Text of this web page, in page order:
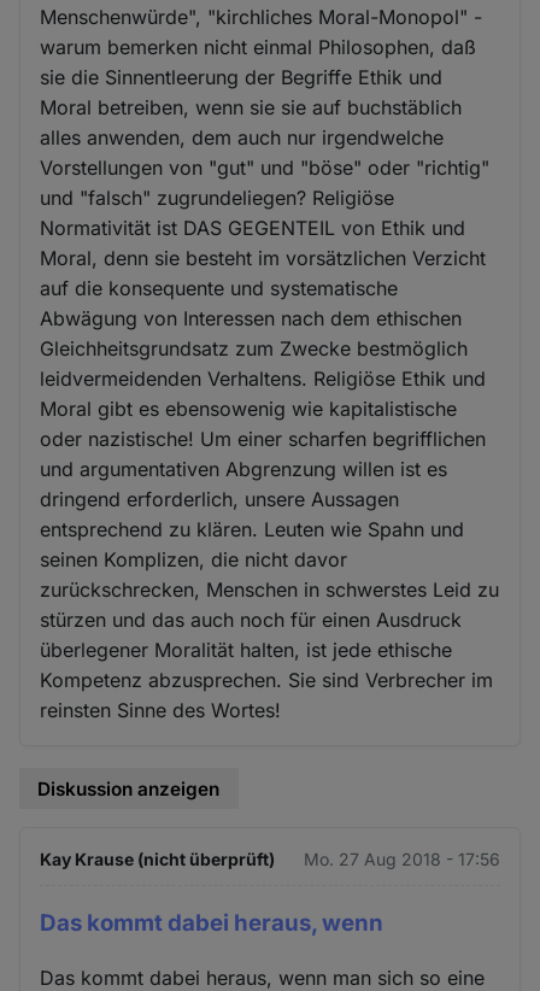
Menschenwürde", "kirchliches Moral-Monopol" -
warum bemerken nicht einmal Philosophen, daß
sie die Sinnentleerung der Begriffe Ethik und
Moral betreiben, wenn sie sie auf buchstäblich
alles anwenden, dem auch nur irgendwelche
Vorstellungen von "gut" und "böse" oder "richtig"
und "falsch" zugrundeliegen? Religiöse
Normativität ist DAS GEGENTEIL von Ethik und
Moral, denn sie besteht im vorsätzlichen Verzicht
auf die konsequente und systematische
Abwägung von Interessen nach dem ethischen
Gleichheitsgrundsatz zum Zwecke bestmöglich
leidvermeidenden Verhaltens. Religiöse Ethik und
Moral gibt es ebensowenig wie kapitalistische
oder nazistische! Um einer scharfen begrifflichen
und argumentativen Abgrenzung willen ist es
dringend erforderlich, unsere Aussagen
entsprechend zu klären. Leuten wie Spahn und
seinen Komplizen, die nicht davor
zurückschrecken, Menschen in schwerstes Leid zu
stürzen und das auch noch für einen Ausdruck
überlegener Moralität halten, ist jede ethische
Kompetenz abzusprechen. Sie sind Verbrecher im
reinsten Sinne des Wortes!
Diskussion anzeigen
Kay Krause (nicht überprüft) Mo. 27 Aug 2018 - 17:56
Das kommt dabei heraus, wenn
Das kommt dabei heraus, wenn man sich so eine